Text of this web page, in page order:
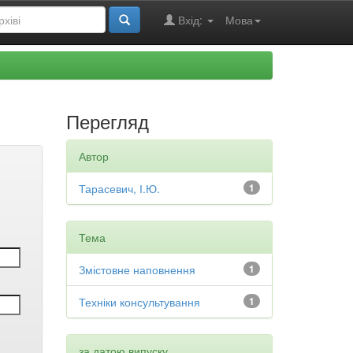
Мова
Вхід:
Перегляд
Автор
1
Тарасевич, І.Ю.
Тема
1
Змістовне наповнення
1
Техніки консультування